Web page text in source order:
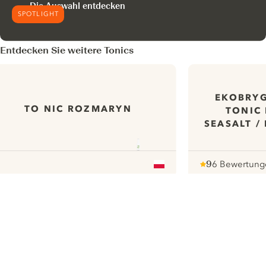
SPOTLIGHT
Die Auswahl entdecken
Entdecken Sie weitere Tonics
TO NIC ROZMARYN
TONIC
SEASALT /
96